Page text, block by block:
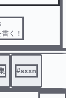
く！
#sxxn